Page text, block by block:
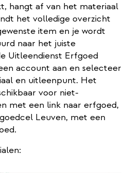
hangt af van het materiaal
het volledige overzicht
item en je wordt
naar het juiste
Uitleendienst Erfgoed
account aan en selecteer
en uitleenpunt. Het
voor niet-
met een link naar erfgoed,
Leuven, met een